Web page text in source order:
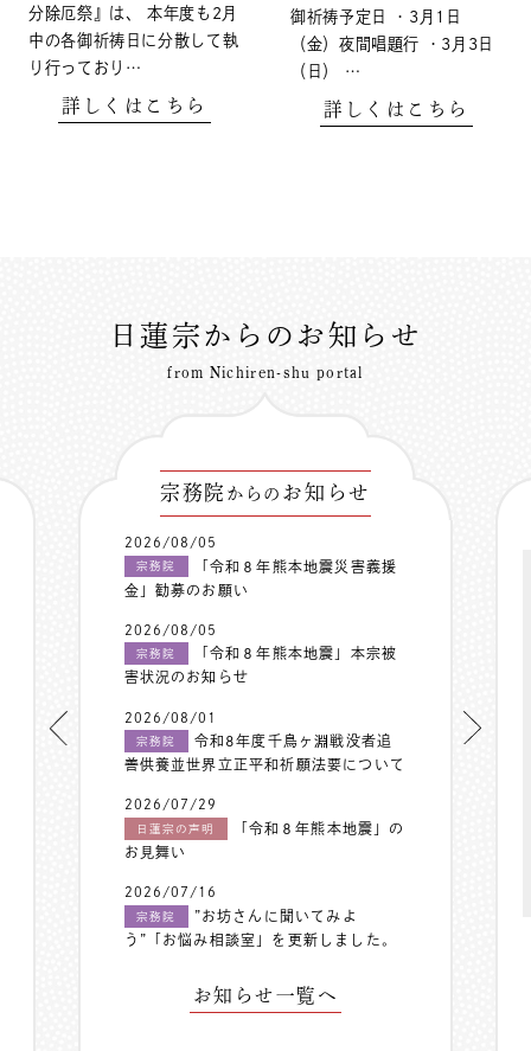
分除厄祭』は、 本年度も2月
中の各御祈祷日に分散して執
り行っており…
詳しくはこちら
御祈祷予定日 ・3月1日
（金）夜間唱題行 ・3月3日
（日） …
詳しくはこちら
日蓮宗からのお知らせ
from Nichiren-shu portal
宗務院 からの お知らせ
2026/08/05
宗務院
「令和８年熊本地震災害義援
金」勧募のお願い
2026/08/05
宗務院
「令和８年熊本地震」本宗被
害状況のお知らせ
2026/08/01
宗務院
令和8年度千鳥ヶ淵戦没者追
善供養並世界立正平和祈願法要について
2026/07/29
日蓮宗の声明
「令和８年熊本地震」の
お見舞い
2026/07/16
宗務院
”お坊さんに聞いてみよ
う”「お悩み相談室」を更新しました。
お知らせ一覧へ